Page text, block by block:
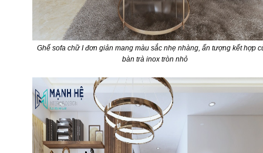
Ghế sofa chữ I đơn giản mang màu sắc nhẹ nhàng, ấn tượng kết hợp
bàn trà inox tròn nhỏ